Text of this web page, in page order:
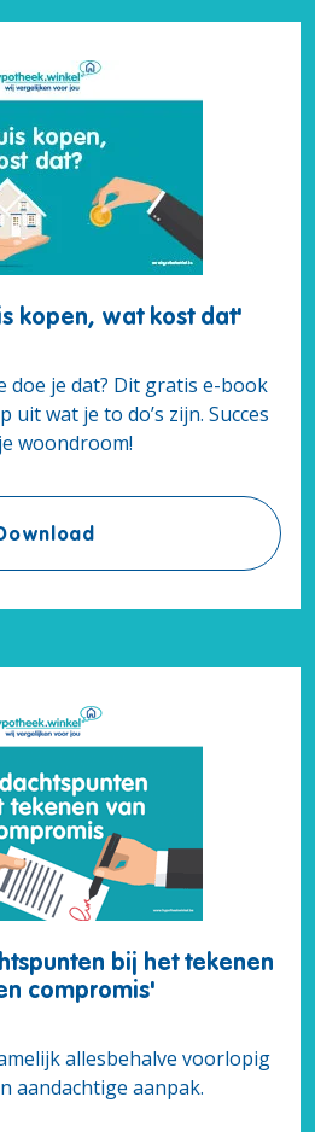
kopen, wat kost dat'
doe je dat? Dit gratis e-book
uit wat je to do’s zijn. Succes
woondroom!
Ebook 'Een huis
bij het tekenen
compromis'
allesbehalve voorlopig
aandachtige aanpak.